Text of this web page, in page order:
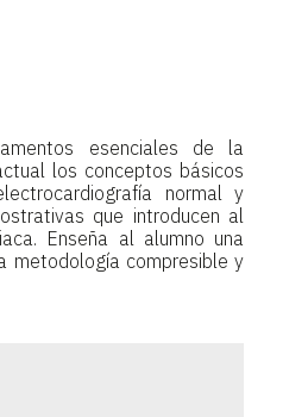
esenciales de la
los conceptos básicos
normal y
que introducen al
Enseña al alumno una
metodología compresible y